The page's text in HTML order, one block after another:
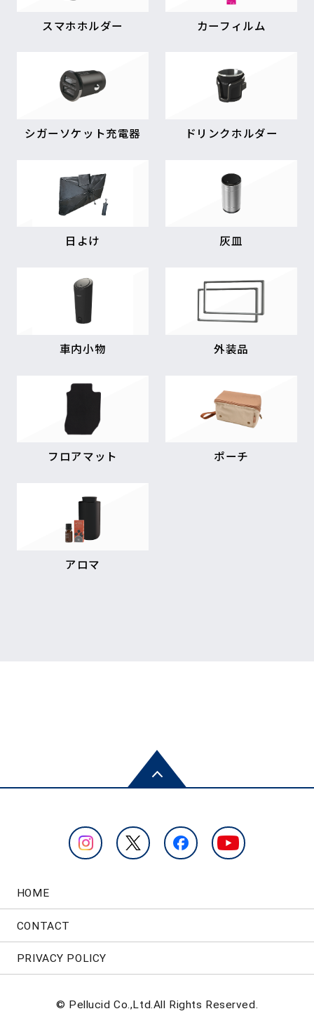
スマホホルダー カーフィルム
シガーソケット充電器 ドリンクホルダー
日よけ 灰皿
車内小物 外装品
フロアマット ポーチ
アロマ
HOME
CONTACT
PRIVACY POLICY
© Pellucid Co.,Ltd.All Rights Reserved.